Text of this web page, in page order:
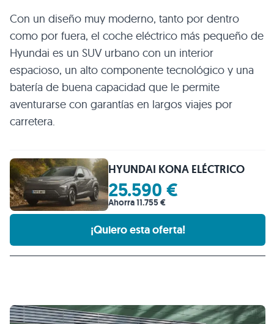
Con un diseño muy moderno, tanto por dentro
como por fuera, el coche eléctrico más pequeño de
Hyundai es un SUV urbano con un interior
espacioso, un alto componente tecnológico y una
batería de buena capacidad que le permite
aventurarse con garantías en largos viajes por
carretera.
HYUNDAI KONA ELÉCTRICO
25.590 €
Ahorra 11.755 €
¡Quiero esta oferta!